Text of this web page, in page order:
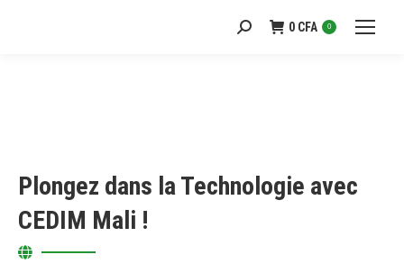
Recherche
0 CFA 0
Plongez dans la Technologie avec
CEDIM Mali !